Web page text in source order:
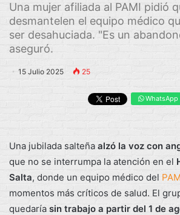
Una mujer afiliada al PAMI pidió
desmantelen el equipo médico
ser desahuciada. "Es un
aseguró.
15 Julio 2025 25
WhatsApp
Una jubilada salteña alzó la voz con
que no se interrumpa la atención en el
Salta, donde un equipo médico del
momentos más críticos de salud. El
quedaría sin trabajo a partir del 1 de